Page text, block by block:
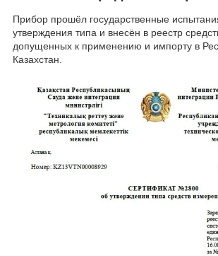
Прибор прошёл государственные
утверждения типа и внесён в реестр
допущенных к применению и импорту в
Казахстан.